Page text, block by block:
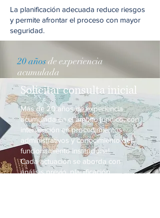
La planificación adecuada reduce riesgos
y permite afrontar el proceso con mayor
seguridad.
20 añosde experiencia
acumulada
Solicitar consulta inicial
Más de 20 años de experiencia
acumulada en el ámbito jurídico, con
intervención en procedimientos
administrativos y conocimiento del
funcionamiento institucional.
Cada actuación se aborda con
análisis previo, planificación